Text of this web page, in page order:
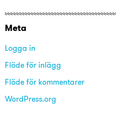
Meta
Logga in
Flöde för inlägg
Flöde för kommentarer
WordPress.org